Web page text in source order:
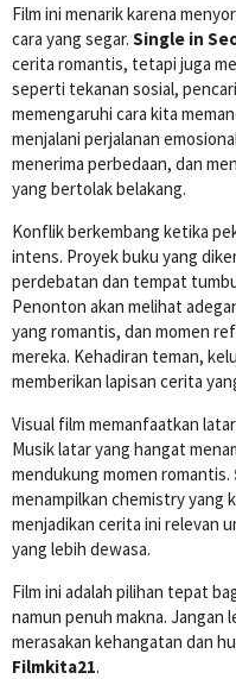
Film ini menarik karena
cara yang segar. Single in
cerita romantis, tetapi juga
seperti tekanan sosial,
memengaruhi cara kita
menjalani perjalanan
menerima perbedaan, dan
yang bertolak belakang.
Konflik berkembang ketika
intens. Proyek buku yang
perdebatan dan tempat
Penonton akan melihat
yang romantis, dan momen
mereka. Kehadiran teman,
memberikan lapisan cerita
Visual film memanfaatkan
Musik latar yang hangat
mendukung momen romantis.
menampilkan chemistry yang
menjadikan cerita ini relevan
yang lebih dewasa.
Film ini adalah pilihan tepat
namun penuh makna.
merasakan kehangatan dan
Filmkita21.